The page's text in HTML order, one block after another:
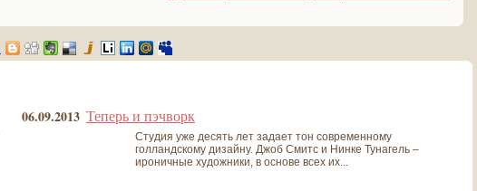
06.09.2013 Теперь и пэчворк
Студия уже десять лет задает тон современному
голландскому дизайну. Джоб Смитс и Нинке Тунагель –
ироничные художники, в основе всех их...